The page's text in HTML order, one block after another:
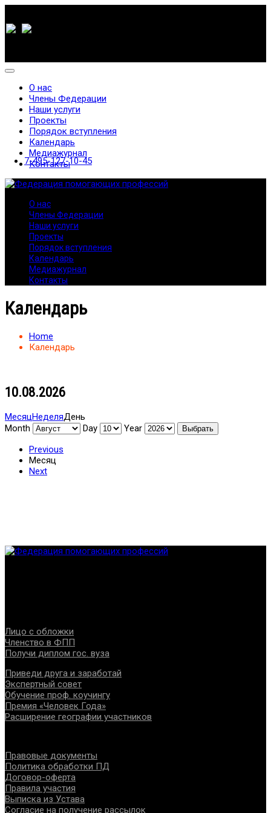
7-495-127-10-45
О нас
Члены Федерации
Наши услуги
Проекты
Порядок вступления
Календарь
Медиажурнал
Контакты
О нас
Члены Федерации
Наши услуги
Проекты
Порядок вступления
Календарь
Медиажурнал
Контакты
Календарь
Home
Календарь
10.08.2026
МесяцНеделяДень
Month
Day
Year
Previous
Месяц
Next
Лицо с обложки
Членство в ФПП
Получи диплом гос. вуза
Приведи друга и заработай
Экспертный совет
Обучение проф. коучингу
Премия «Человек Года»
Расширение географии участников
Правовые документы
Политика обработки ПД
Договор-оферта
Правила участия
Выписка из Устава
Согласие на получение рассылок